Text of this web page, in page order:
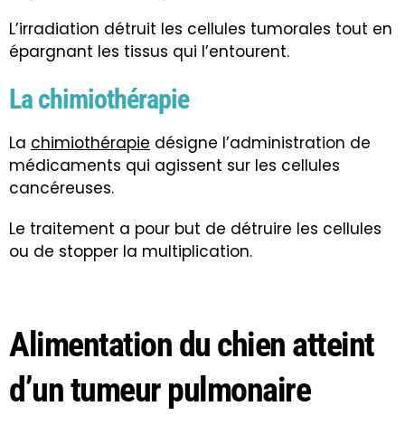
L’irradiation détruit les cellules tumorales tout en
épargnant les tissus qui l’entourent.
La chimiothérapie
La chimiothérapie désigne l’administration de
médicaments qui agissent sur les cellules
cancéreuses.
Le traitement a pour but de détruire les cellules
ou de stopper la multiplication.
Alimentation du chien atteint
d’un tumeur pulmonaire